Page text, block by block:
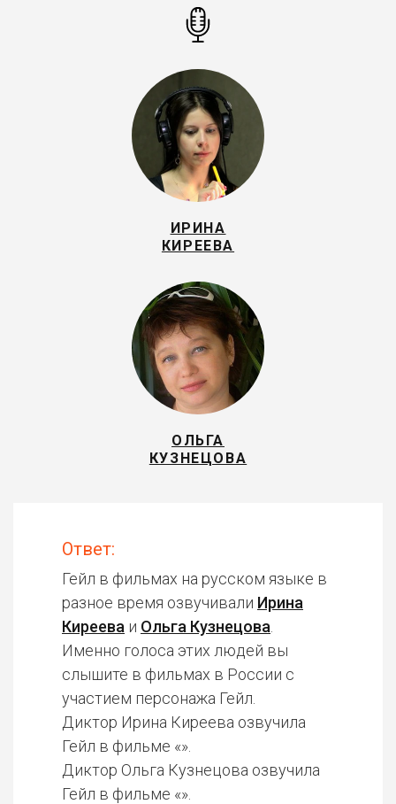
ИРИНА
КИРЕЕВА
ОЛЬГА
КУЗНЕЦОВА
Ответ:
Гейл в фильмах на русском языке в
разное время озвучивали Ирина
Киреева и Ольга Кузнецова
Именно голоса этих людей вы
слышите в фильмах в России с
участием персонажа Гейл.
Диктор Ирина Киреева озвучила
Гейл в фильме «».
Диктор Ольга Кузнецова озвучила
Гейл в фильме «».